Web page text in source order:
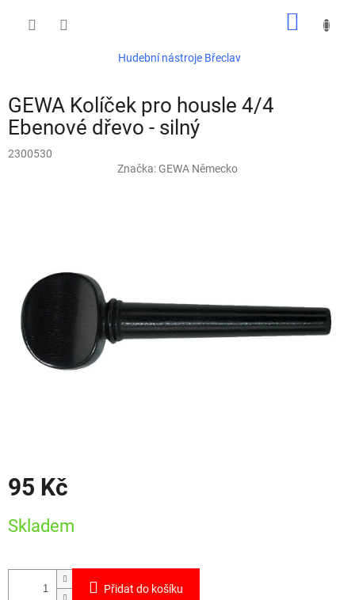
Hudební nástroje Břeclav
GEWA Kolíček pro housle 4/4
Ebenové dřevo - silný
2300530
Značka: GEWA Německo
95 Kč
cena:
Skladem
Přidat do košíku